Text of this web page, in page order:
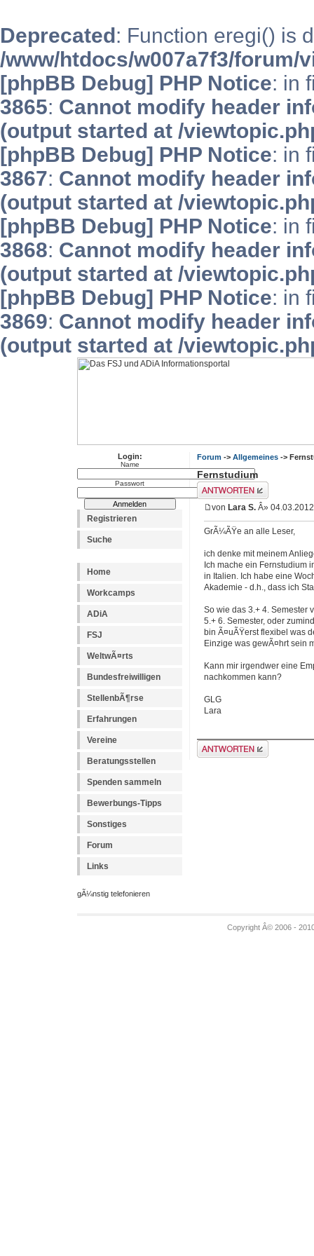
Deprecated: Function eregi() is
/www/htdocs/w007a7f3/forum/
[phpBB Debug] PHP Notice: in
3865: Cannot modify header
(output started at /
[phpBB Debug] PHP Notice: in
3867: Cannot modify header
(output started at /
[phpBB Debug] PHP Notice: in
3868: Cannot modify header
(output started at /
[phpBB Debug] PHP Notice: in
3869: Cannot modify header
(output started at /
Login:
Name
Passwort
Registrieren
Suche
Home
Workcamps
ADiA
FSJ
WeltwÃ¤rts
Bundesfreiwilligen
StellenbÃ¶rse
Erfahrungen
Vereine
Beratungsstellen
Spenden sammeln
Bewerbungs-Tipps
Sonstiges
Forum
Links
gÃ¼nstig telefonieren
Forum -> Allgemeines ->
Fernstudium
Antwort erstellen
von Lara S. Â»
GrÃ¼ÃŸe an alle Leser,
ich denke mit meinem
Ich mache ein Fernstudium
in Italien. Ich habe eine
Akademie - d.h., dass ich
So wie das 3.+ 4. Semester
5.+ 6. Semester, oder
bin Ã¤uÃŸerst flexibel was
Einzige was gewÃ¤hrt sein
Kann mir irgendwer eine
nachkommen kann?
GLG
Lara
Antwort erstellen
Copyright Â© 2006 -